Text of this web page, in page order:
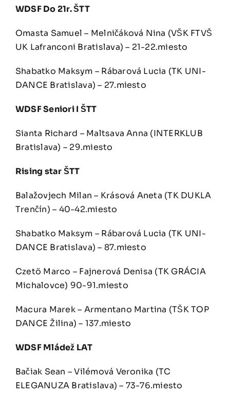
WDSF Do 21r. ŠTT
Omasta Samuel – Melničáková Nina (VŠK FTVŠ
UK Lafranconi Bratislava) – 21-22.miesto
Shabatko Maksym – Rábarová Lucia (TK UNI-
DANCE Bratislava) – 27.miesto
WDSF Seniori I ŠTT
Sianta Richard – Maltsava Anna (INTERKLUB
Bratislava) – 29.miesto
Rising star ŠTT
Balažovjech Milan – Krásová Aneta (TK DUKLA
Trenčín) – 40-42.miesto
Shabatko Maksym – Rábarová Lucia (TK UNI-
DANCE Bratislava) – 87.miesto
Czetö Marco – Fajnerová Denisa (TK GRÁCIA
Michalovce) 90-91.miesto
Macura Marek – Armentano Martina (TŠK TOP
DANCE Žilina) – 137.miesto
WDSF Mládež LAT
Bačiak Sean – Vilémová Veronika (TC
ELEGANUZA Bratislava) – 73-76.miesto